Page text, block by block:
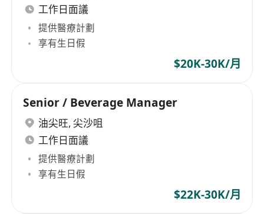
工作日面議
提供醫療計劃
享有生日假
$20K-30K/月
Senior / Beverage Manager
油尖旺, 尖沙咀
工作日面議
提供醫療計劃
享有生日假
$22K-30K/月